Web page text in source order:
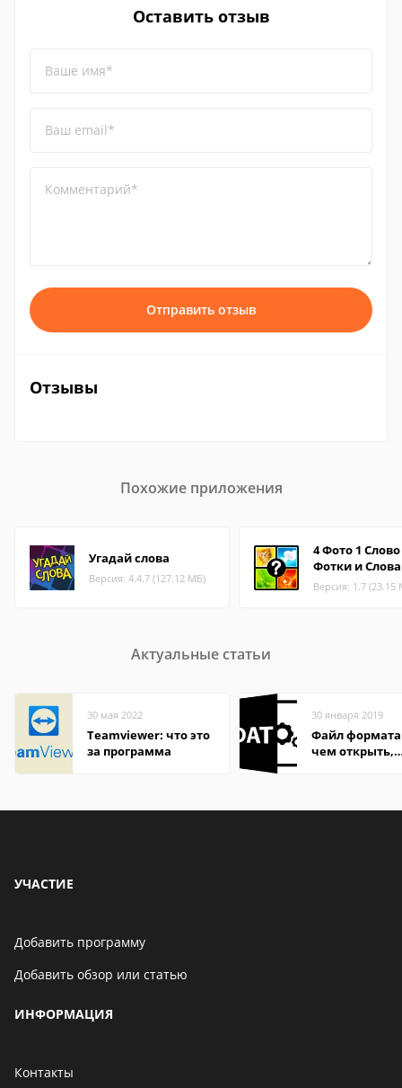
Оставить отзыв
Ваше имя*
Ваш email*
Комментарий*
Отправить отзыв
Отзывы
Похожие приложения
Угадай слова
Версия: 4.4.7 (127.12 МБ)
4 Фото 1 Слово
Фотки и Слова
Версия: 1.7 (23.15
Актуальные статьи
30 мая 2022
Teamviewer: что это
за программа
30 января 2019
Файл формата
чем открыть,
УЧАСТИЕ
Добавить программу
Добавить обзор или статью
ИНФОРМАЦИЯ
Контакты